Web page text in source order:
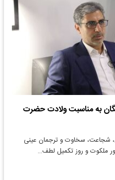
به مناسبت ولادت حضرت
شجاعت، سخاوت و ترجمان عینی
ملکوت و روز تکمیل لطف…